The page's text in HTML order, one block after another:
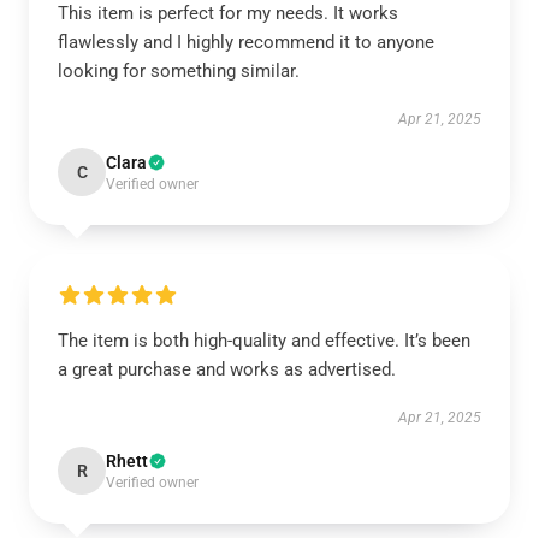
This item is perfect for my needs. It works
flawlessly and I highly recommend it to anyone
looking for something similar.
Apr 21, 2025
C Clara
Verified owner
The item is both high-quality and effective. It’s been
a great purchase and works as advertised.
Apr 21, 2025
R Rhett
Verified owner